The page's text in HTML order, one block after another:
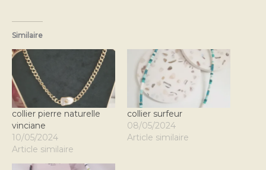
Similaire
collier pierre naturelle
vinciane
10/05/2024
Article similaire
collier surfeur
08/05/2024
Article similaire